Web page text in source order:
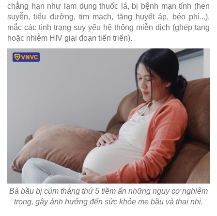
chẳng hạn như lạm dụng thuốc lá, bị bệnh mạn tính (hen
suyễn, tiểu đường, tim mạch, tăng huyết áp, béo phì...),
mắc các tình trạng suy yếu hệ thống miễn dịch (ghép tạng
hoặc nhiễm HIV giai đoạn tiến triển).
Bà bầu bị cúm tháng thứ 5 tiềm ẩn những nguy cơ nghiêm
trọng, gây ảnh hưởng đến sức khỏe mẹ bầu và thai nhi.